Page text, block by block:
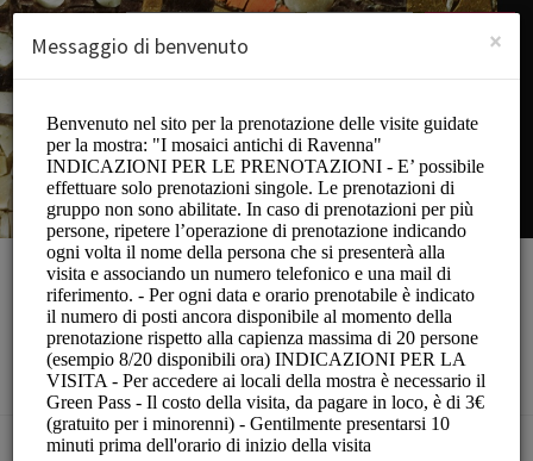
ISCRIVITI
Mostra Mosaici
Events and Entertainment/Comune
×
Messaggio di benvenuto